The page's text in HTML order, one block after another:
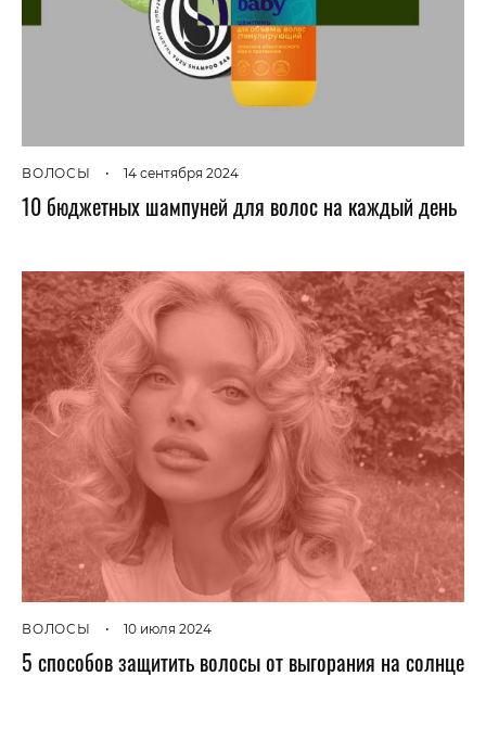
ВОЛОСЫ • 14 сентября 2024
10 бюджетных шампуней для волос на каждый день
ВОЛОСЫ • 10 июля 2024
5 способов защитить волосы от выгорания на солнце